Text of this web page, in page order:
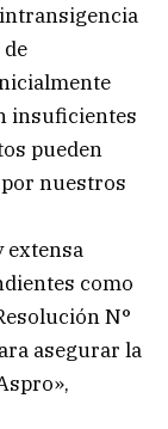
insuficientes
pueden
nuestros
extensa
como
N°
asegurar la